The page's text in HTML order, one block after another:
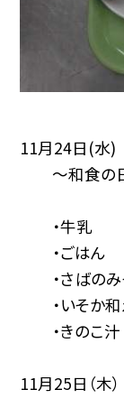
11月24日(水)
〜和食の
・牛乳
・ごはん
・さばのみ
・いそか和
・きのこ汁
11月25日（木）